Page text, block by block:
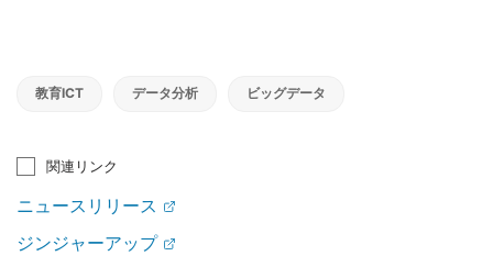
教育ICT データ分析 ビッグデータ
関連リンク
ニュースリリース
ジンジャーアップ